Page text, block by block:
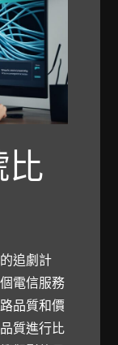
比
追劇計
電信服務
品質和價
質進行比